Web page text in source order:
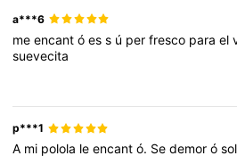
a***6
meencantóess ú perfresco parael
suevecita
p***1
A mi polola leencantó. Sedemoró